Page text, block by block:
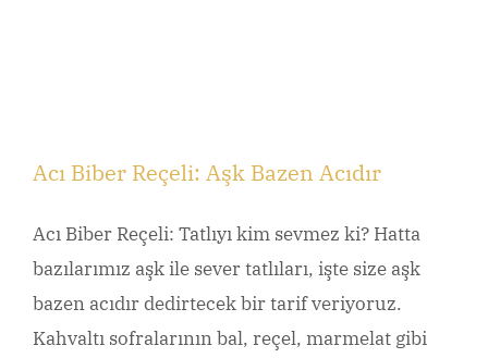
Acı Biber Reçeli: Aşk Bazen Acıdır
Acı Biber Reçeli: Tatlıyı kim sevmez ki? Hatta
bazılarımız aşk ile sever tatlıları, işte size aşk
bazen acıdır dedirtecek bir tarif veriyoruz.
Kahvaltı sofralarının bal, reçel, marmelat gibi